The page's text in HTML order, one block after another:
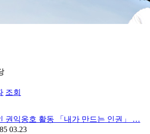
조회
권익옹호 활동 「내가 만드는 인권」 …
03.23